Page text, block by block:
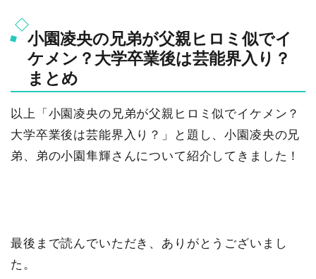
小園凌央の兄弟が父親ヒロミ似でイ
ケメン？大学卒業後は芸能界入り？
まとめ
以上「小園凌央の兄弟が父親ヒロミ似でイケメン？
大学卒業後は芸能界入り？」と題し、小園凌央の兄
弟、弟の小園隼輝さんについて紹介してきました！
最後まで読んでいただき、ありがとうございまし
た。